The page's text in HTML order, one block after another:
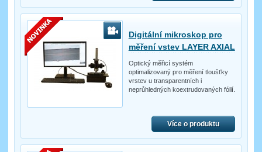
Digitální mikroskop pro
měření vstev LAYER AXIAL
Optický měřicí systém
optimalizovaný pro měření tloušťky
vrstev u transparentních i
neprůhledných koextrudovaných fólií.
Více o produktu